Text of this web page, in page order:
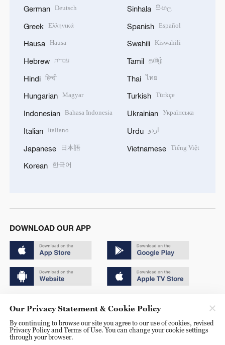
German Deutsch
Greek Ελληνικά
Hausa Hausa
Hebrew עברית
Hindi हिन्दी
Hungarian Magyar
Indonesian Bahasa Indonesia
Italian Italiano
Japanese 日本語
Korean 한국어
Sinhala සිංහල
Spanish Español
Swahili Kiswahili
Tamil தமிழ்
Thai ไทย
Turkish Türkçe
Ukrainian Українська
Urdu اردو
Vietnamese Tiếng Việt
DOWNLOAD OUR APP
京ICP备20000184号
京公网安备 11010502050052号
Our Privacy Statement & Cookie Policy
By continuing to browse our site you agree to our use of cookies, revised
Privacy Policy and Terms of Use. You can change your cookie settings
through your browser.